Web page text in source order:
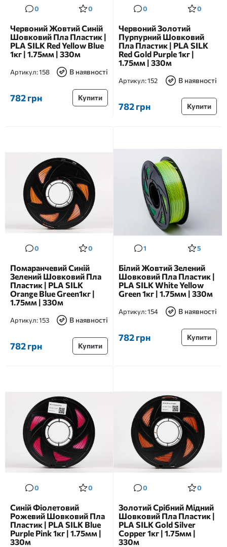
0 0
Червоний Жовтий Синій
Шовковий Пла Пластик |
PLA SILK Red Yellow Blue
1кг | 1.75мм | 330м
Артикул:158 В наявності
782 грн Купити
0 0
Червоний Золотий
Пурпурний Шовковий
Пла Пластик | PLA SILK
Red Gold Purple 1кг |
1.75мм | 330м
Артикул:152 В наявності
782 грн Купити
0 0
Помаранчевий Синій
Зелений Шовковий Пла
Пластик | PLA SILK
Orange Blue Green1кг |
1.75мм | 330м
Артикул:153 В наявності
782 грн Купити
1 5
Білий Жовтий Зелений
Шовковий Пла Пластик |
PLA SILK White Yellow
Green 1кг | 1.75мм | 330м
Артикул:154 В наявності
782 грн Купити
0 0
Синій Фіолетовий
Рожевий Шовковий Пла
Пластик | PLA SILK Blue
Purple Pink 1кг | 1.75мм |
330м
0 0
Золотий Срібний Мідний
Шовковий Пла Пластик |
PLA SILK Gold Silver
Copper 1кг | 1.75мм |
330м